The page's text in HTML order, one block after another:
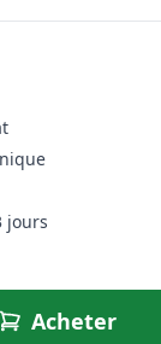
jours
Acheter